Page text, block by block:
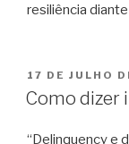
resiliência
17 DE JULHO
Como dizer
“Delinquency e